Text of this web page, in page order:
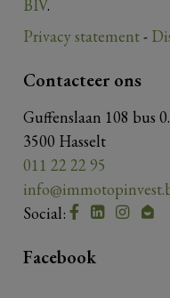
BIV.
Privacy statement-
Contacteer ons
Guffenslaan 108 bus
3500 Hasselt
011 22 22 95
Social:
Facebook